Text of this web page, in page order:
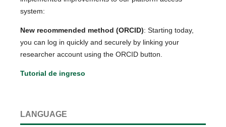
system:
New recommended method (ORCID): Starting today,
you can log in quickly and securely by linking your
researcher account using the ORCID button.
Tutorial de ingreso
LANGUAGE